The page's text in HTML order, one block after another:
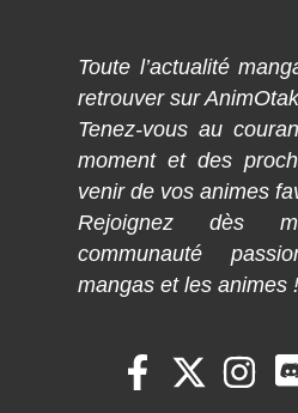
Toute l’actualité
retrouver sur
Tenez-vous au
moment et des
venir de vos animes
Rejoignez dès
communauté
mangas et les animes !